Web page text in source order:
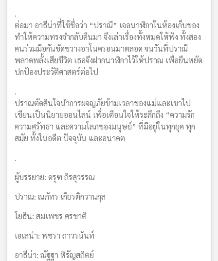
.
ต่อมา อาธีน่าที่ใช้ชื่อว่า “ปราณี” เจอนาฬิกาในห้องเก็บของ
ทำให้ความทรงจำกลับคืนมา จึงเล่าเรื่องทั้งหมดให้ฟัง ทั้งสอง
คนร่วมมือกันขัดขวางอาโนครอนมาตลอด จนวันที่ปราณี
พลาดพลั้งเสียชีวิต เธอจึงฝากนาฬิกาไว้ให้ปราณ เพื่อยืนหยัด
ปกป้องประวัติศาสตร์ต่อไป
.
ปราณตัดสินใจนำการผจญภัยข้ามเวลาของแม่และเขาไป
เขียนเป็นนิยายออนไลน์ เพื่อเตือนใจให้ระลึกถึง “ความรัก
ความศรัทธา และความโลภของมนุษย์” ที่มีอยู่ในทุกยุค ทุก
สมัย ทั้งในอดีต ปัจจุบัน และอนาคต
.
ผู้บรรยาย: ดรุฑ ถิรสุวรรณ
ปราณ: ณภัทร เกียรติกวานกุล
โยธิน: สมเพชร ศรชาติ
เฮเลน่า: พชรา ถาวรนันท์
อาธีน่า: ณัฐฐา หิรัญสถิตย์